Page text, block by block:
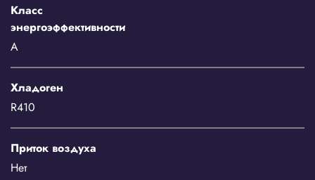
Класс
энергоэффективности
A
Хладоген
R410
Приток воздуха
Нет